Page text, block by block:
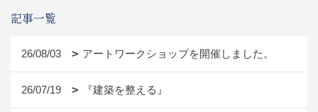
記事一覧
26/08/03 アートワークショップを開催しました。
26/07/19 『建築を整える』